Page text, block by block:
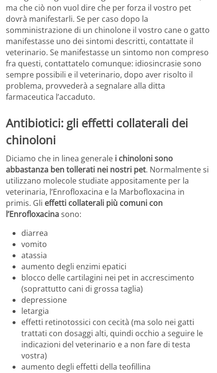
ma che ciò non vuol dire che per forza il vostro pet
dovrà manifestarli. Se per caso dopo la
somministrazione di un chinolone il vostro cane o gatto
manifestasse uno dei sintomi descritti, contattate il
veterinario. Se manifestasse un sintomo non compreso
fra questi, contattatelo comunque: idiosincrasie sono
sempre possibili e il veterinario, dopo aver risolto il
problema, provvederà a segnalare alla ditta
farmaceutica l’accaduto.
Antibiotici: gli effetti collaterali dei
chinoloni
Diciamo che in linea generale i chinoloni sono
abbastanza ben tollerati nei nostri pet. Normalmente si
utilizzano molecole studiate appositamente per la
veterinaria, l’Enrofloxacina e la Marbofloxacina in
primis. Gli effetti collaterali più comuni con
l’Enrofloxacinasono:
diarrea
vomito
atassia
aumento degli enzimi epatici
blocco delle cartilagini nei pet in accrescimento
(soprattutto cani di grossa taglia)
depressione
letargia
effetti retinotossici con cecità (ma solo nei gatti
trattati con dosaggi alti, quindi occhio a seguire le
indicazioni del veterinario e a non fare di testa
vostra)
aumento degli effetti della teofillina